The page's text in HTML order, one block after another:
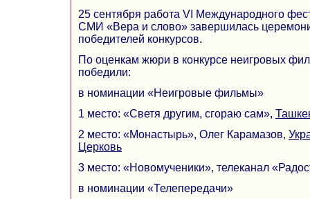
25 сентября работа VI Международного
СМИ «Вера и слово» завершилась
победителей конкурсов.
По оценкам жюри в конкурсе неигровых
победили:
в номинации «Неигровые фильмы»
1 место: «Светя другим, сгораю сам»,
2 место: «Монастырь», Олег Карамазов,
Церковь
3 место: «Новомученики», телеканал
в номинации «Телепередачи»